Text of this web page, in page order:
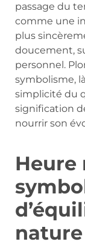
passage du
comme une
plus
doucement,
personnel.
symbolisme,
simplicité du
signification
nourrir son
Heure